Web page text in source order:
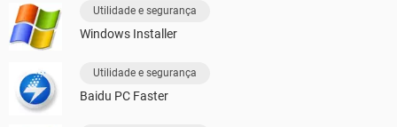
Utilidade e segurança
Windows Installer
Utilidade e segurança
Baidu PC Faster